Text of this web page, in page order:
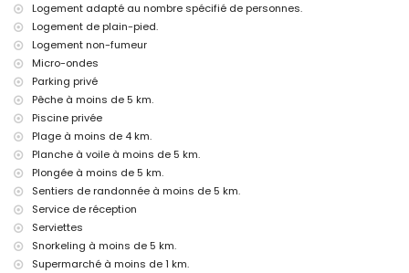
discothèque, bar et promenade (Paseo Marítimo) (à moins de 5
kilomètres de la maison)
Sites et culture à Jávea, Costa Blanca
musée (Histórico de Jávea, Jávea), église (Virgen de Loreto, Puerto,
Jávea), ruine (Molinos de Viento, Jávea), monument (Pueblo de Jávea,
Jávea), bâtiment architectural (Pueblo de Jávea, Jávea), lieu
historique (Pueblo de Jávea et Jávea) (à moins de 5 kilomètres de
l'hébergement)
château (Portal de la Vila et Denia) (à moins de 10 kilomètres de
l'hébergement)
Sports
tennis, golf (La Sella, Denia), équitation, randonnée, VTT, cyclisme,
escalade, canoë, kayak, pêche, plongée, snorkeling, surf et planche à
voile (à moins de 5 kilomètres de la villa)
Logement adapté au nombre spécifié de personnes.
Logement de plain-pied.
Logement non-fumeur
Micro-ondes
Parking privé
Pêche à moins de 5 km.
Piscine privée
Plage à moins de 4 km.
Planche à voile à moins de 5 km.
Plongée à moins de 5 km.
Sentiers de randonnée à moins de 5 km.
Service de réception
Serviettes
Snorkeling à moins de 5 km.
Supermarché à moins de 1 km.